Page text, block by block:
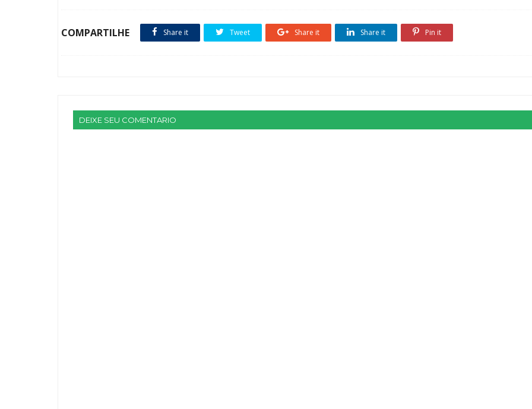
COMPARTILHE Share it Tweet Share it Share it Pin it
DEIXE SEU COMENTARIO